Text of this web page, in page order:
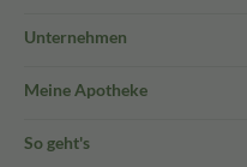
Unternehmen
Meine Apotheke
So geht's